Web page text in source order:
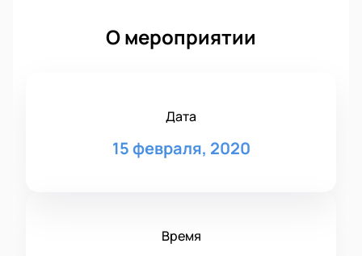
О мероприятии
Дата
15 февраля, 2020
Время